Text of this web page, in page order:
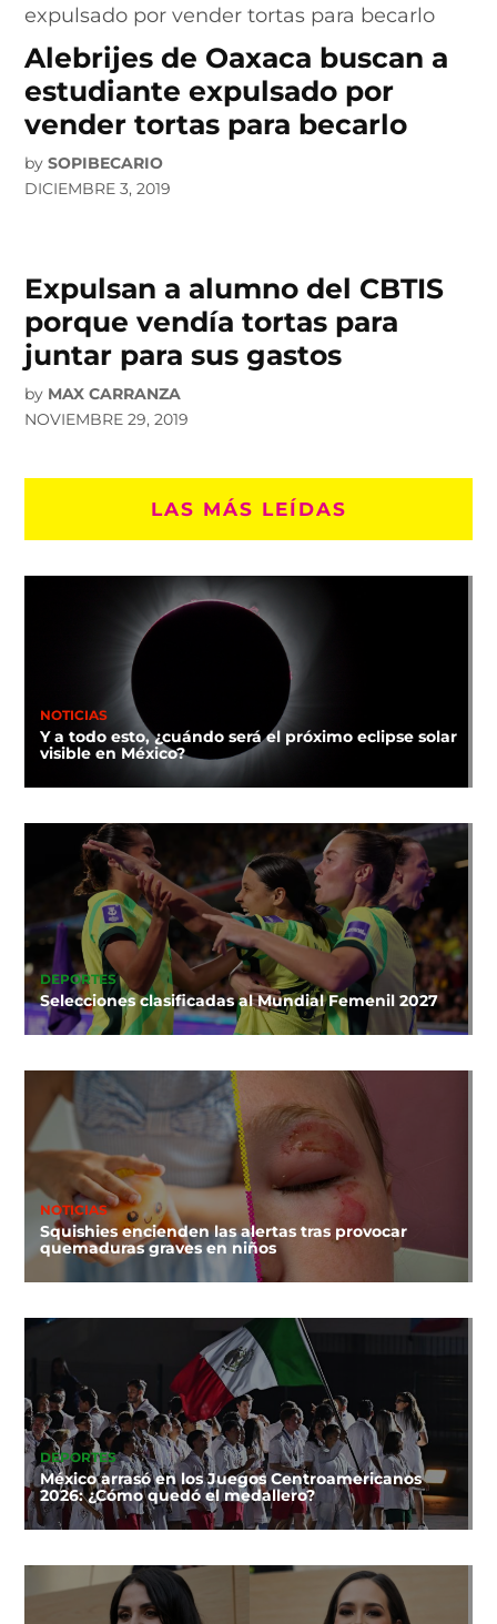
Alebrijes de Oaxaca buscan a
estudiante expulsado por
vender tortas para becarlo
by SOPIBECARIO
DICIEMBRE 3, 2019
Expulsan a alumno del CBTIS
porque vendía tortas para
juntar para sus gastos
by MAX CARRANZA
NOVIEMBRE 29, 2019
LAS MÁS LEÍDAS
NOTICIAS
Y a todo esto, ¿cuándo será el próximo eclipse solar
visible en México?
DEPORTES
Selecciones clasificadas al Mundial Femenil 2027
NOTICIAS
Squishies encienden las alertas tras provocar
quemaduras graves en niños
DEPORTES
México arrasó en los Juegos Centroamericanos
2026: ¿Cómo quedó el medallero?